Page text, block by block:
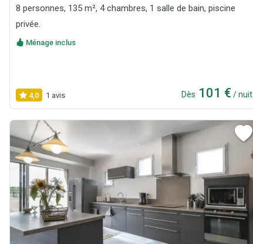
8 personnes, 135 m², 4 chambres, 1 salle de bain, piscine
privée.
Ménage inclus
4,0 1 avis Dès 101 € / nuit